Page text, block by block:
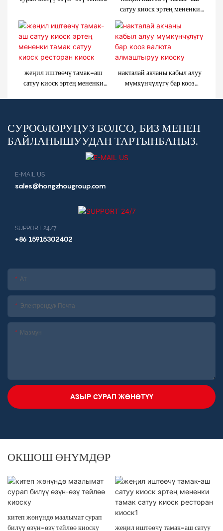
сатуу киоск эртең мененки
тамак сатуу киоск ресторан
киоск1
жеңил иштөөчү тамак-аш
сатуу киоск эртең мененки
накталай акчаны кабыл алуу
мүмкүнчүлүгү бар кооз
СУРООЛОРУҢУЗ БОЛСО, БИЗ МЕНЕН
БАЙЛАНЫШУУДАН ТАРТЫНБАҢЫЗ.
E-MAIL US
sales@hongzhougroup.com
SUPPORT 24/7
+86 15915302402
Ат
Электрондук Почта
Мазмун
АЗЫР СУРАП ЖӨНӨТҮҮ
ОКШОШ ӨНҮМДӨР
китеп жөнүндө маалымат сурап
билүү өзүн-өзү тейлөө киоску
жеңил иштөөчү тамак-аш сатуу